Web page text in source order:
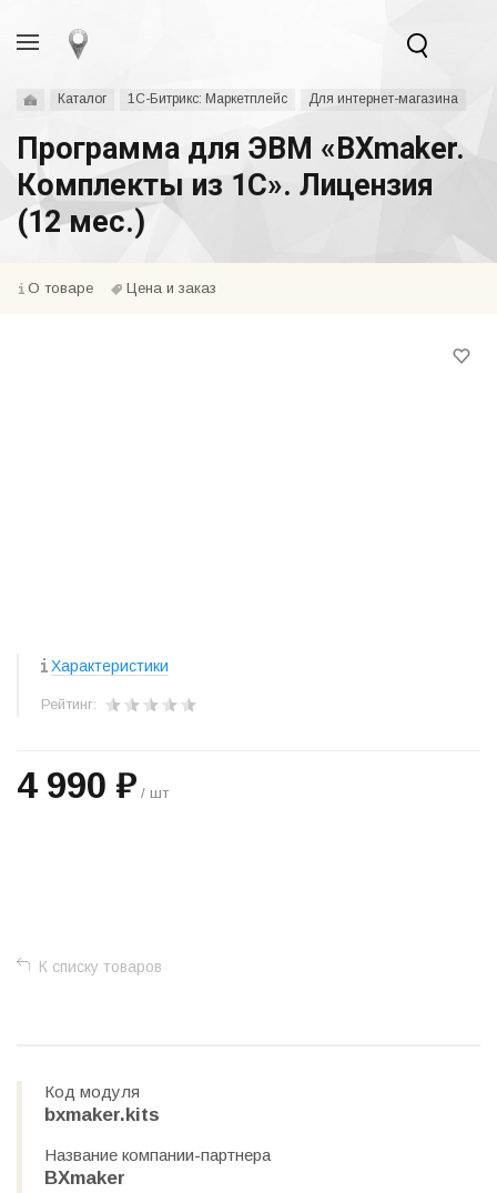
Каталог 1С-Битрикс: Маркетплейс Для интернет-магазина
Программа для ЭВМ «BXmaker.
Комплекты из 1С». Лицензия
(12 мес.)
О товаре Цена и заказ
Характеристики
Рейтинг:
4 990 ₽ / шт
К списку товаров
Код модуля
bxmaker.kits
Название компании-партнера
BXmaker